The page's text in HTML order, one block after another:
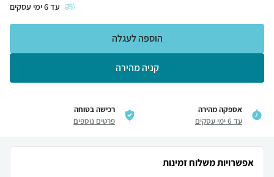
עד6ימי עסקים
קניה מהירה
הוספה לעגלה
אספקה מהירה
עד 6 ימי עסקים
רכישה בטוחה
פרטים נוספים
אפשרויות משלוח זמינות